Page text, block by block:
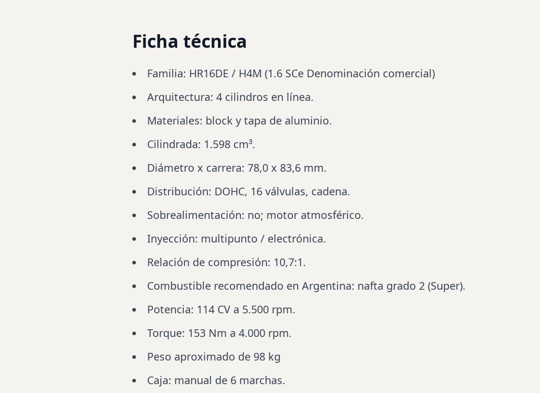
Ficha técnica
Familia: HR16DE / H4M (1.6 SCe Denominación comercial)
Arquitectura: 4 cilindros en línea.
Materiales: block y tapa de aluminio.
Cilindrada: 1.598 cm³.
Diámetro x carrera: 78,0 x 83,6 mm.
Distribución: DOHC, 16 válvulas, cadena.
Sobrealimentación: no; motor atmosférico.
Inyección: multipunto / electrónica.
Relación de compresión: 10,7:1.
Combustible recomendado en Argentina: nafta grado 2 (Super).
Potencia: 114 CV a 5.500 rpm.
Torque: 153 Nm a 4.000 rpm.
Peso aproximado de 98 kg
Caja: manual de 6 marchas.